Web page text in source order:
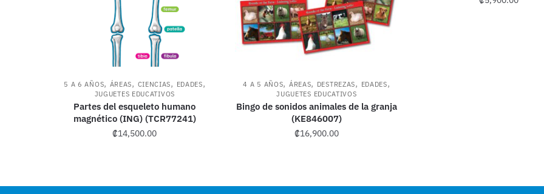
5 A 6 AÑOS, ÁREAS, CIENCIAS, EDADES,
JUGUETES EDUCATIVOS
Partes del esqueleto humano
magnético (ING) (TCR77241)
₡14,500.00
4 A 5 AÑOS, ÁREAS, DESTREZAS, EDADES,
JUGUETES EDUCATIVOS
Bingo de sonidos animales de la granja
(KE846007)
₡16,900.00